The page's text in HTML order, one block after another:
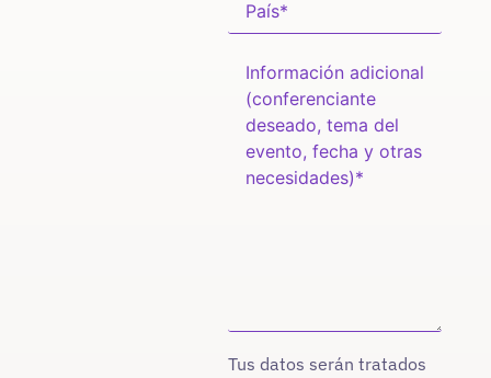
Tus datos serán tratados